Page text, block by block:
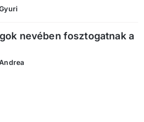
nevében fosztogatnak a